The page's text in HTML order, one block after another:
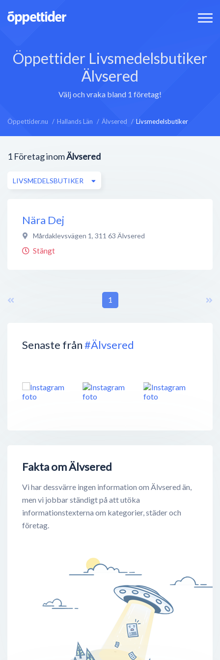
Öppettider Livsmedelsbutiker
Älvsered
Välj och vraka bland 1 företag!
Öppettider.nu Hallands Län Älvsered Livsmedelsbutiker
Senaste från#Älvsered
Fakta om Älvsered
Vi har dessvärre ingen information om Älvsered än,
men vi jobbar ständigt på att utöka
informationstexterna om kategorier, städer och
företag.
1 Företag inomÄlvsered
LIVSMEDELSBUTIKER
Nära Dej
Mårdaklevsvägen 1, 311 63 Älvsered
Stängt
1